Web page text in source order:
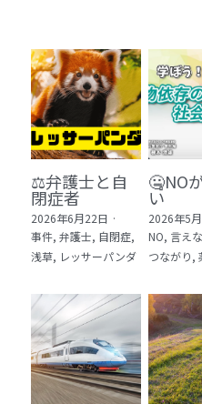
7 ライフスタイル
8 アジア・歴史・未
🎬Dramas(おすすめ
映画)
⚖️弁護士と自
閉症者
2026年6月22日 ·
事件, 弁護士, 自閉症,
浅草, レッサーパンダ
🤐NO
い
2026年5
NO, 言え
つながり,